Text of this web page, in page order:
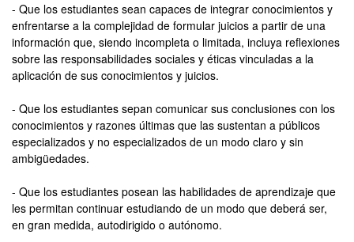
- Que los estudiantes sean capaces de integrar conocimientos y
enfrentarse a la complejidad de formular juicios a partir de una
información que, siendo incompleta o limitada, incluya reflexiones
sobre las responsabilidades sociales y éticas vinculadas a la
aplicación de sus conocimientos y juicios.
- Que los estudiantes sepan comunicar sus conclusiones con los
conocimientos y razones últimas que las sustentan a públicos
especializados y no especializados de un modo claro y sin
ambigüedades.
- Que los estudiantes posean las habilidades de aprendizaje que
les permitan continuar estudiando de un modo que deberá ser,
en gran medida, autodirigido o autónomo.